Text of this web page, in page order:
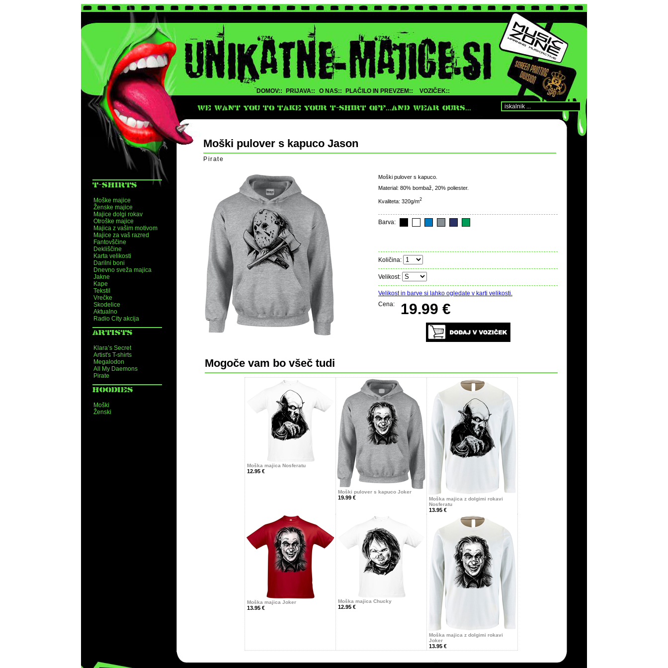
DOMOV:: PRIJAVA:: O NAS:: PLAČILO IN PREVZEM:: VOZIČEK::
WE WANT YOU TO TAKE YOUR T-SHIRT OFF...AND WEAR OURS...
T-SHIRTS
Moške majice
Ženske majice
Majice dolgi rokav
Otroške majice
Majica z vašim motivom
Majice za vaš razred
Fantovščine
Dekliščine
Karta velikosti
Darilni boni
Dnevno sveža majica
Jakne
Kape
Tekstil
Vrečke
Skodelice
Aktualno
Radio City akcija
ARTISTS
Klara’s Secret
Artist's T-shirts
Megalodon
All My Daemons
Pirate
HOODIES
Moški
Ženski
Moški pulover s kapuco Jason
Pirate
Moški pulover s kapuco.
Material: 80% bombaž, 20% poliester.
Kvaliteta: 320g/m2
Barva:
Količina:
Velikost:
Velikost in barve si lahko ogledate v karti velikosti.
Cena:
19.99 €
Mogoče vam bo všeč tudi
Moška majica Nosferatu
12.95 €
Moški pulover s kapuco Joker
19.99 €
Moška majica z dolgimi rokavi
Nosferatu
13.95 €
Moška majica Joker
13.95 €
Moška majica Chucky
12.95 €
Moška majica z dolgimi rokavi
Joker
13.95 €